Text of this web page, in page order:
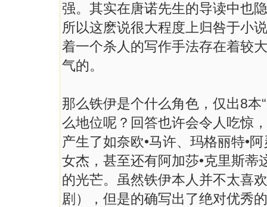
强。其实在唐诺先生的导读中也
所以这麽说很大程度上归咎于小
着一个杀人的写作手法存在着较
气的。
那么铁伊是个什么角色，仅出8本
么地位呢？回答也许会令人吃惊
产生了如奈欧•马许、玛格丽特•
女杰，甚至还有阿加莎•克里斯
的光芒。虽然铁伊本人并不太喜
剧），但是的确写出了绝对优秀